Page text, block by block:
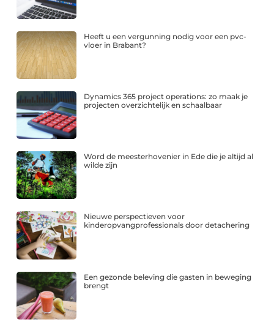
Heeft u een vergunning nodig voor een pvc-
vloer in Brabant?
Dynamics 365 project operations: zo maak je
projecten overzichtelijk en schaalbaar
Word de meesterhovenier in Ede die je altijd al
wilde zijn
Nieuwe perspectieven voor
kinderopvangprofessionals door detachering
Een gezonde beleving die gasten in beweging
brengt